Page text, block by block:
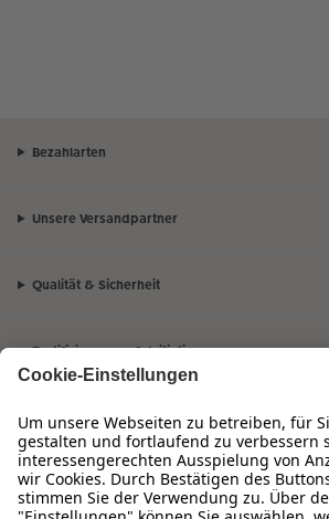
Bezahlarten
Unsere Versandpartner
Qualität & Sicherheit
Zertifizierungen & Initiativen
Hartlauer Foto World
Sortiment